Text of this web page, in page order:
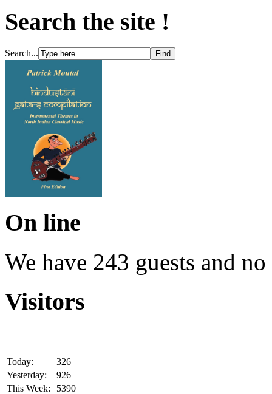
Search the site !
Search...
On line
We have 243 guests and
Visitors
Today:
326
Yesterday:
926
This Week:
5390